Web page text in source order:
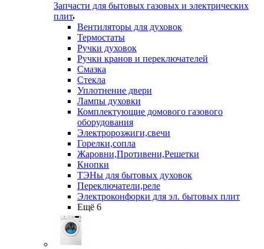
Запчасти для бытовых газовых и электрических
плит
Вентиляторы для духовок
Термостаты
Ручки духовок
Ручки кранов и переключателей
Смазка
Стекла
Уплотнение двери
Лампы духовки
Комплектующие домового газового
оборудования
Электророзжиги,свечи
Горелки,сопла
Жаровни,Противени,Решетки
Кнопки
ТЭНы для бытовых духовок
Переключатели,реле
Электроконфорки для эл. бытовых плит
Ещё 6